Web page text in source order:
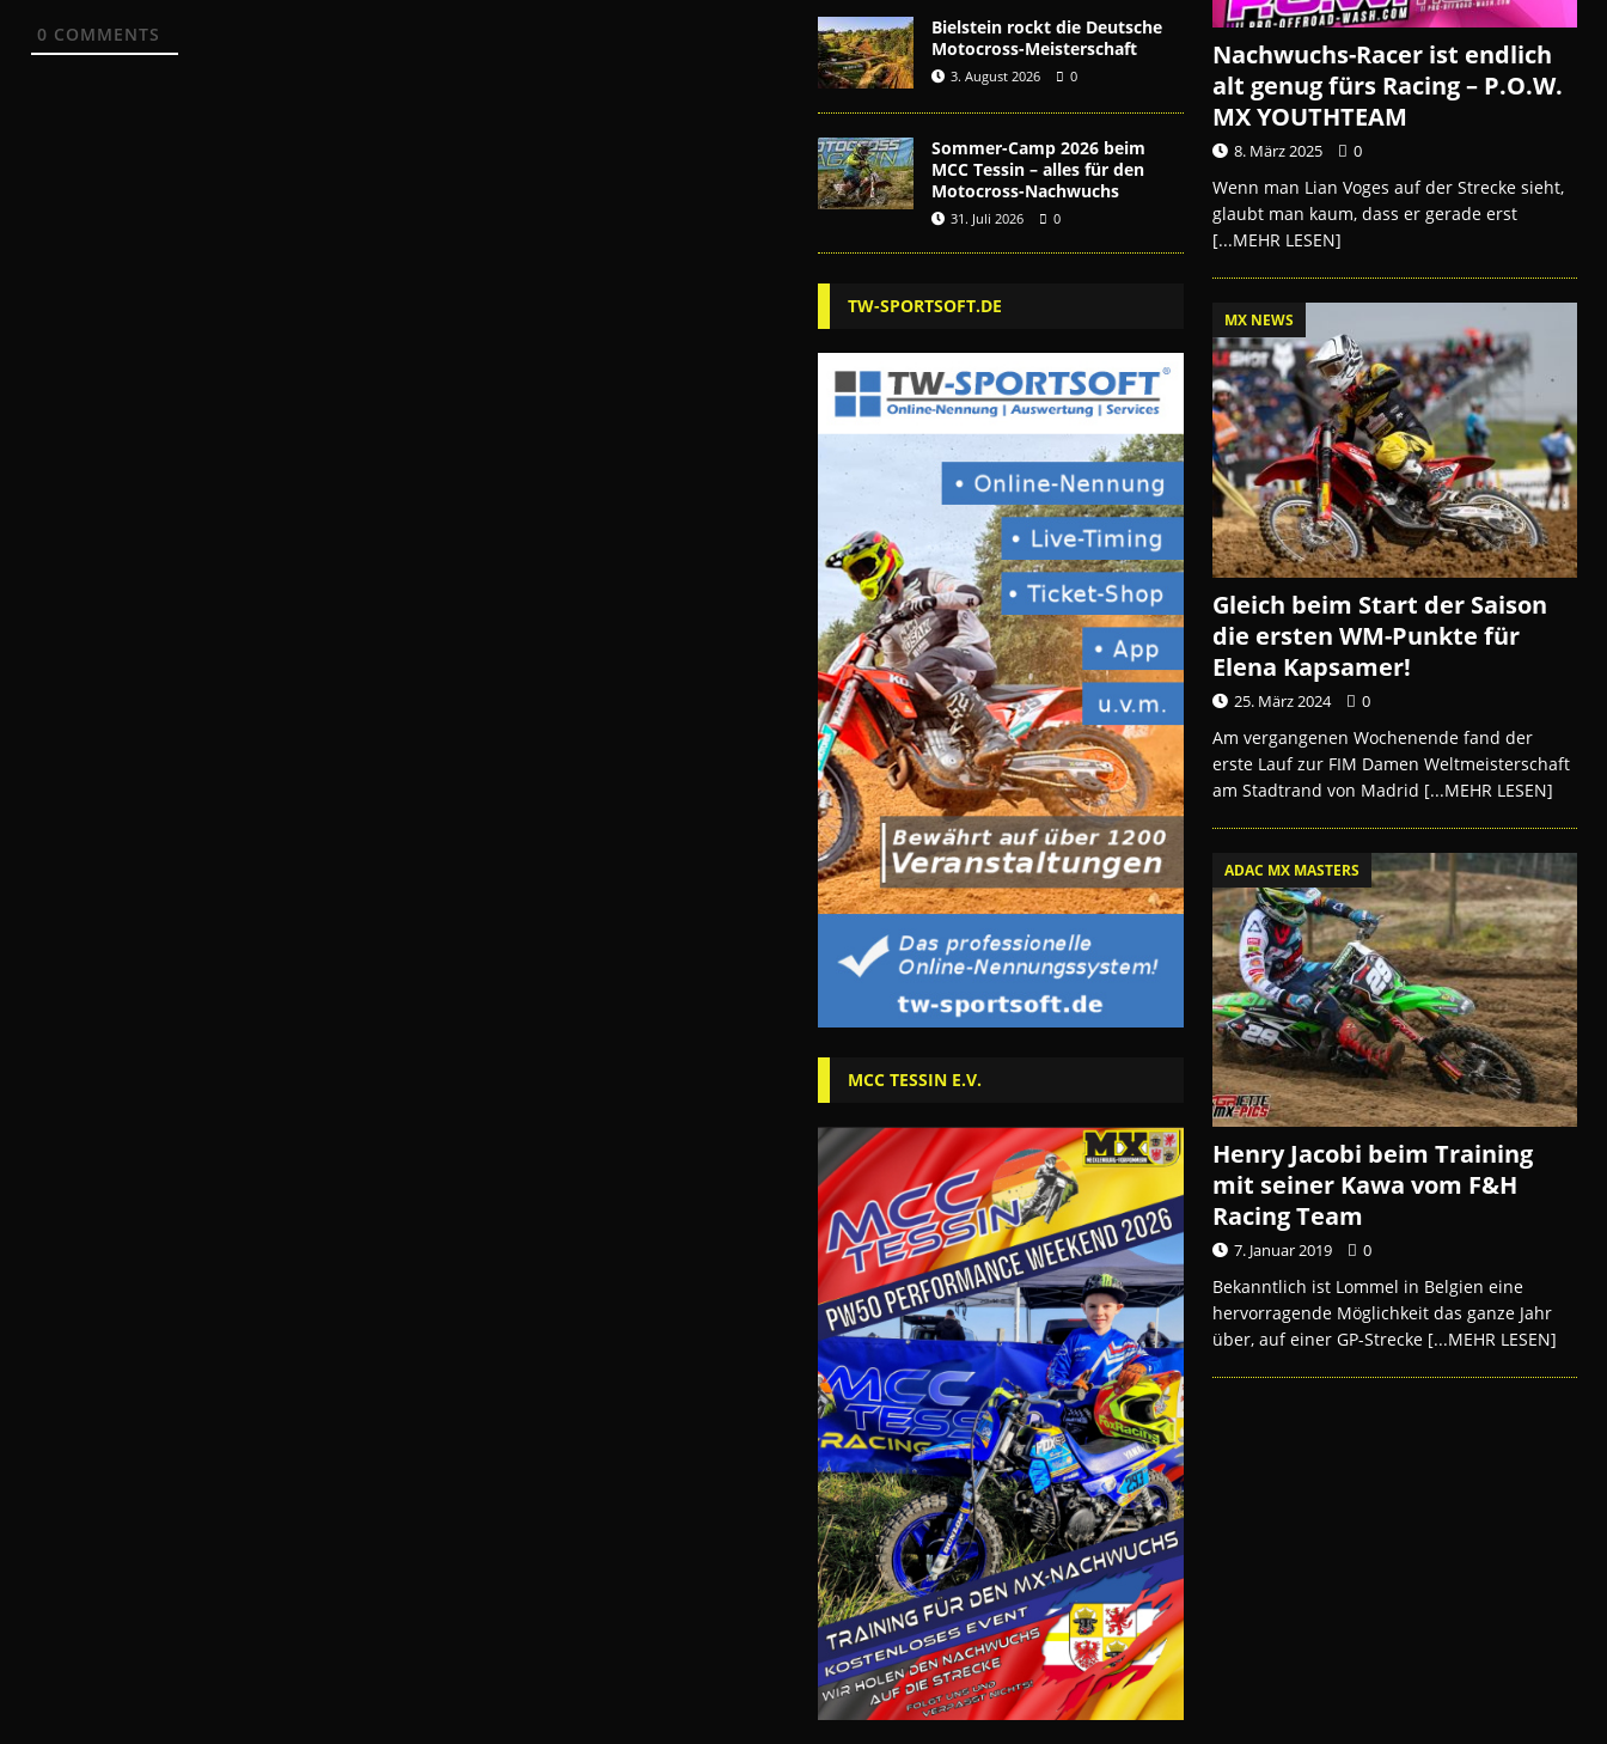
0 COMMENTS
Bielstein rockt die Deutsche
Motocross-Meisterschaft
3. August 2026 0
Sommer-Camp 2026 beim
MCC Tessin – alles für den
Motocross-Nachwuchs
31. Juli 2026 0
TW-SPORTSOFT.DE
MCC TESSIN E.V.
Nachwuchs-Racer ist endlich
alt genug fürs Racing – P.O.W.
MX YOUTHTEAM
8. März 2025 0
Wenn man Lian Voges auf der Strecke sieht,
glaubt man kaum, dass er gerade erst
[...MEHR LESEN]
MX NEWS
Gleich beim Start der Saison
die ersten WM-Punkte für
Elena Kapsamer!
25. März 2024 0
Am vergangenen Wochenende fand der
erste Lauf zur FIM Damen Weltmeisterschaft
am Stadtrand von Madrid [...MEHR LESEN]
ADAC MX MASTERS
Henry Jacobi beim Training
mit seiner Kawa vom F&H
Racing Team
7. Januar 2019 0
Bekanntlich ist Lommel in Belgien eine
hervorragende Möglichkeit das ganze Jahr
über, auf einer GP-Strecke [...MEHR LESEN]